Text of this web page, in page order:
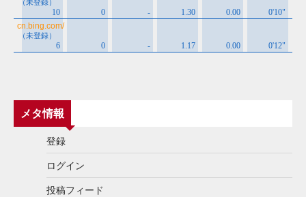
メタ情報
登録
ログイン
投稿フィード